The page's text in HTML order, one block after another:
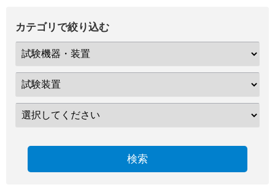
カテゴリで絞り込む
検索